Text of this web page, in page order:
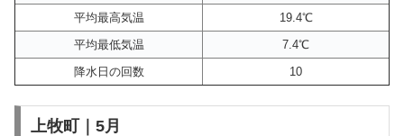
平均最高気温
19.4℃
平均最低気温
7.4℃
降水日の回数
10
上牧町｜5月